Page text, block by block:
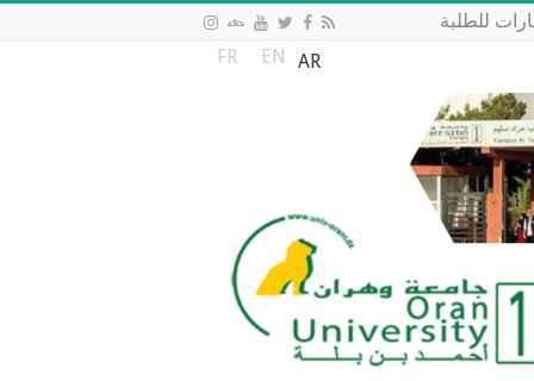
للطلبة
AR
EN
FR